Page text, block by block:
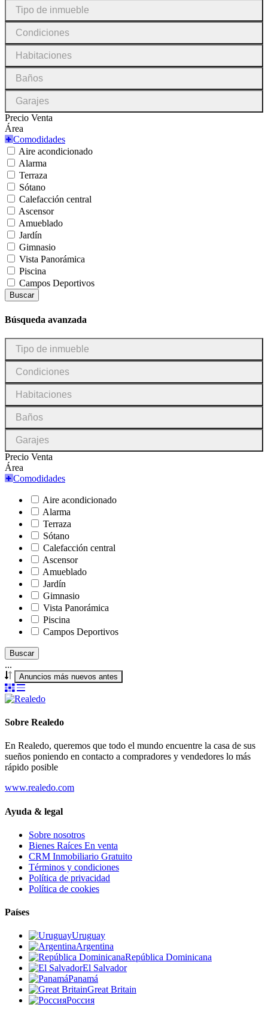
Tipo de inmueble
Condiciones
Habitaciones
Baños
Garajes
Precio Venta
Área
Comodidades
Aire acondicionado
Alarma
Terraza
Sótano
Calefacción central
Ascensor
Amueblado
Jardín
Gimnasio
Vista Panorámica
Piscina
Campos Deportivos
Buscar
Búsqueda avanzada
Tipo
inmueble
Tipo de inmueble
Condiciones
Condiciones
Habitaciones
Habitaciones
Baños
Baños
Garajes
Garajes
Precio Venta
Área
Comodidades
Aire acondicionado
Alarma
Terraza
Sótano
Calefacción central
Ascensor
Amueblado
Jardín
Gimnasio
Vista Panorámica
Piscina
Campos Deportivos
Buscar
...
Anuncios más nuevos antes
Sobre Realedo
En Realedo, queremos que todo el mundo encuentre la casa de sus
sueños poniendo en contacto a compradores y vendedores lo más
rápido posible
www.realedo.com
Ayuda & legal
Sobre nosotros
Bienes Raíces En venta
CRM Inmobiliario Gratuito
Términos y condiciones
Política de privacidad
Política de cookies
Países
Uruguay
Argentina
República Dominicana
El Salvador
Panamá
Great Britain
Россия